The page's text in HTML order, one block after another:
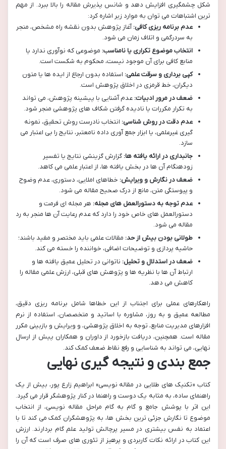
شکل چشمگیری افزایش دهد و شانس پذیرش مقاله را بالا ببرد. از مهم
ترین اشتباهات می توان به موارد زیر اشاره کرد:
عدم برنامه ریزی کافی:آغاز پژوهش بدون نقشه راه مشخص، منجر
به سردرگمی و اتلاف زمان می شود.
انتخاب موضوع تکراری یا نامناسب: موضوعی که نوآوری ندارد یا
منابع کافی برای آن موجود نیست، محکوم به شکست است.
کپی برداری و سرقت علمی: استفاده بدون ارجاع از ایده ها یا متون
دیگران، خط قرمزی در اخلاق پژوهش است.
ضعف در مرور ادبیات: عدم آشنایی با پیشینه پژوهش، می تواند
به تکرار مکررات یا نادیده گرفتن شکاف های پژوهشی منجر شود.
عدم دقت در روش شناسی: انتخاب نادرست روش تحقیق، نمونه
گیری غیرعلمی، یا ابزار جمع آوری داده نامعتبر، نتایج را بی اعتبار می
سازد.
جانبداری در ارائه یافته ها: گزارش گزینشی نتایج یا تفسیر
زودهنگام آن ها در بخش یافته ها، از اعتبار علمی می کاهد.
ضعف در نگارش و ویرایش: خطاهای املایی، دستوری، عدم وضوح
و پیوستگی متن، مانع از درک صحیح مقاله می شود.
عدم توجه به دستورالعمل های مجله: هر مجله ای فرمت و
دستورالعمل های خاص خود را دارد که عدم رعایت آن ها منجر به رد
مقاله می شود.
طولانی بودن بیش از حد: مقالات علمی باید مختصر و مفید باشند؛
حاشیه پردازی و توضیحات اضافی، خواننده را خسته می کند.
ضعف در استدلال و تحلیل: ناتوانی در تحلیل عمیق یافته ها و
ارتباط آن ها با نظریه ها و پژوهش های قبلی، ارزش علمی مقاله را
کاهش می دهد.
راهکارهای عملی برای اجتناب از این خطاها شامل برنامه ریزی دقیق،
مطالعه عمیق و به روز، مشاوره با اساتید و متخصصان، استفاده از نرم
افزارهای مدیریت منابع، توجه به اخلاق پژوهشی، و ویرایش و بازبینی مکرر
مقاله است. همچنین، دریافت بازخورد از داوران و همکاران پیش از ارسال
نهایی، می تواند به شناسایی و رفع نقاط ضعف کمک کند.
جمع بندی و نتیجه گیری نهایی
کتاب «تکنیک های طلایی در مقاله نویسی» ابراهیم زارع پور، بیش از یک
راهنمای ساده، به مثابه یک دوست و راهنما در کنار پژوهشگر قرار می گیرد.
این اثر با پوشش جامع و گام به گام مراحل مقاله نویسی، از انتخاب
موضوع تا نگارش جزئی ترین بخش ها، به پژوهشگران کمک می کند تا با
اعتماد به نفس بیشتری در مسیر پرچالش تولید علم گام بردارند. ارزش
این کتاب در ارائه نکات کاربردی و پرهیز از تئوری های صرف است که آن را